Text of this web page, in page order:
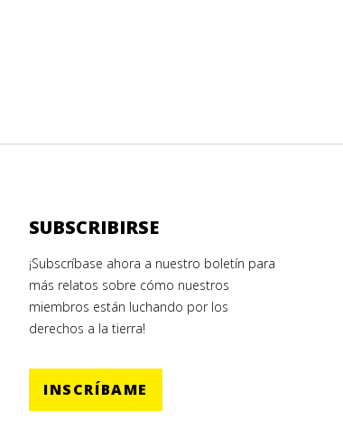
SUBSCRIBIRSE
¡Subscríbase ahora a nuestro boletín para
más relatos sobre cómo nuestros
miembros están luchando por los
derechos a la tierra!
INSCRÍBAME